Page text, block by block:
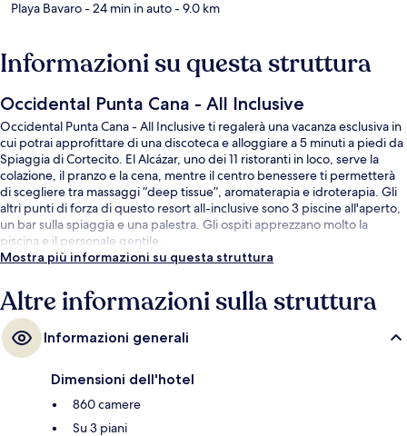
Playa Bavaro- 24 min in auto- 9.0 km
Informazioni su questa struttura
Occidental Punta Cana - All Inclusive
Occidental Punta Cana - All Inclusive ti regalerà una vacanza esclusiva in
cui potrai approfittare di una discoteca e alloggiare a 5 minuti a piedi da
Spiaggia di Cortecito. El Alcázar, uno dei 11 ristoranti in loco, serve la
colazione, il pranzo e la cena, mentre il centro benessere ti permetterà
di scegliere tra massaggi “deep tissue”, aromaterapia e idroterapia. Gli
altri punti di forza di questo resort all-inclusive sono 3 piscine all'aperto,
un bar sulla spiaggia e una palestra. Gli ospiti apprezzano molto la
piscina e il personale gentile.
Mostra più informazioni su questa struttura
Altre informazioni sulla struttura
Informazioni generali
Dimensioni dell'hotel
860 camere
Su 3 piani